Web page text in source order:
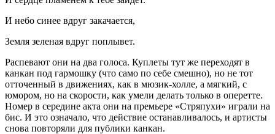
И небо синее вдруг закачается,
Земля зеленая вдруг поплывет.
Распевают они на два голоса. Куплеты тут же переходят в
канкан под гармошку (что само по себе смешно), но не тот
отточенный в движениях, как в мюзик-холле, а мягкий, с
юмором, но на скорости, как умели делать только в оперетте.
Номер в середине акта они на премьере «Стряпухи» играли на
бис. И это означало, что действие останавливалось, и артисты
снова повторяли для публики канкан.